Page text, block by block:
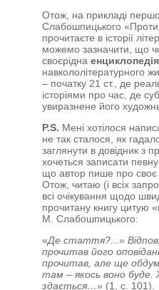
Отож, на прикладі
Слабошпицького
прочитаєте в історії
можемо зазначити, що
своєрідна енциклопедія
навкололітературного
– початку 21 ст., де
історіями про час, де
увиразнене його
P.S. Мені хотілося
не так сталося, як
заглянути в довідник з
хочеться записати
що автор пише про своє
Отож, читаю (і всіх
всі очікування щодо
прочитану книгу цитую
М. Слабошпицького:
«Де стаття?...»
прочитав його
прочитав, але ще
там – якось воно
здається…» (1, с. 101).